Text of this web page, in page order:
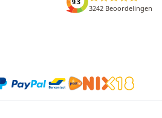
9.3
3242 Beoordelingen